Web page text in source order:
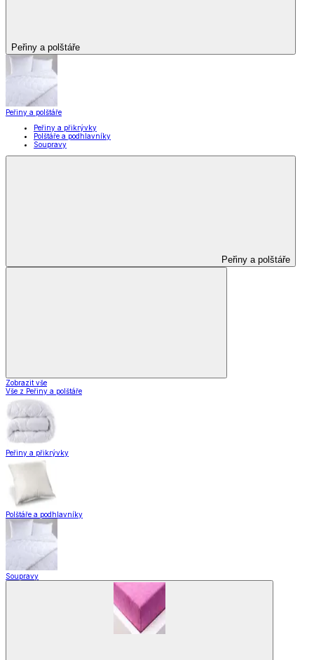
Peřiny a polštáře
Peřiny a polštáře
Peřiny a přikrývky
Polštáře a podhlavníky
Soupravy
Peřiny a polštáře
Zobrazit vše
Vše z Peřiny a polštáře
Peřiny a přikrývky
Polštáře a podhlavníky
Soupravy